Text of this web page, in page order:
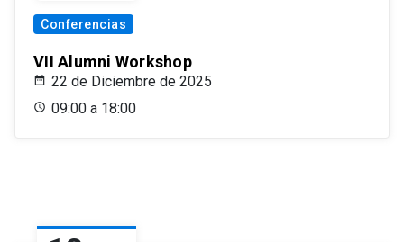
Conferencias
VII Alumni Workshop
22 de Diciembre de 2025
09:00 a 18:00